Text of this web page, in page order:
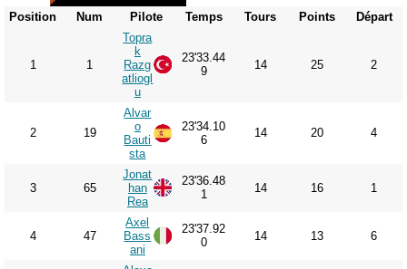
Position Num Pilote Temps Tours Points Départ
1 1
Topra
k
Razg
atliogl
u
23'33.44
9
14 25 2
2 19
Alvar
o
Bauti
sta
23'34.10
6
14 20 4
3 65
Jonat
han
Rea
23'36.48
1
14 16 1
4 47
Axel
Bass
ani
23'37.92
0
14 13 6